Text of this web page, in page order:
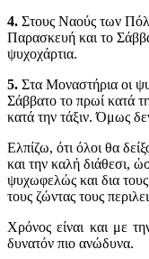
4. Στους Ναούς των
Παρασκευή και το
ψυχοχάρτια.
5. Στα Μοναστήρια οι
Σάββατο το πρωί κατά
κατά την τάξιν. Όμως
Ελπίζω, ότι όλοι θα
και την καλή διάθεσι,
ψυχωφελώς και δια
τους ζώντας τους
Χρόνος είναι και με
δυνατόν πιο ανώδυνα.